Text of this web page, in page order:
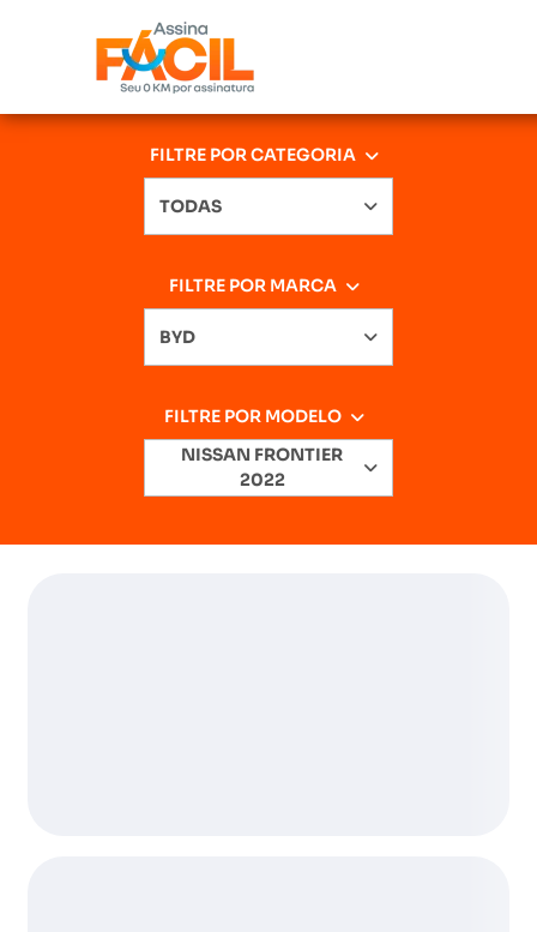
FILTRE POR CATEGORIA
TODAS
FILTRE POR MARCA
BYD
FILTRE POR MODELO
NISSAN FRONTIER
2022